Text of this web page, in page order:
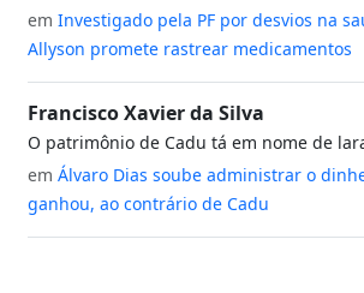
em Investigado pela PF por desvios na
Allyson promete rastrear medicamentos
Francisco Xavier da Silva
O patrimônio de Cadu tá em nome de
em Álvaro Dias soube administrar o
ganhou, ao contrário de Cadu